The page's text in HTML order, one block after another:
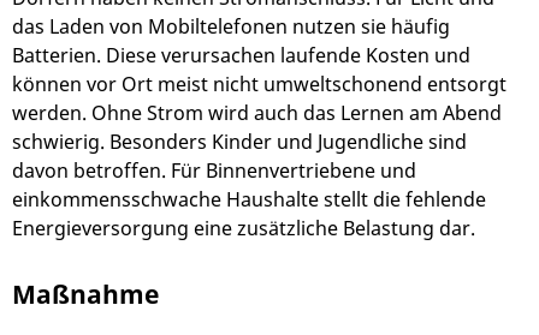
das Laden von Mobiltelefonen nutzen sie häufig
Batterien. Diese verursachen laufende Kosten und
können vor Ort meist nicht umweltschonend entsorgt
werden. Ohne Strom wird auch das Lernen am Abend
schwierig. Besonders Kinder und Jugendliche sind
davon betroffen. Für Binnenvertriebene und
einkommensschwache Haushalte stellt die fehlende
Energieversorgung eine zusätzliche Belastung dar.
Maßnahme